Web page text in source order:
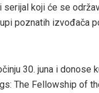
serijal koji će se
poznatih izvođača
30. juna i donose
The Fellowship of